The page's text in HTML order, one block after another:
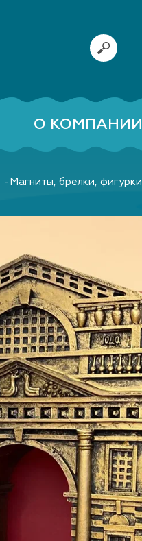
О КОМПАНИИ
Магниты, брелки, фигурки